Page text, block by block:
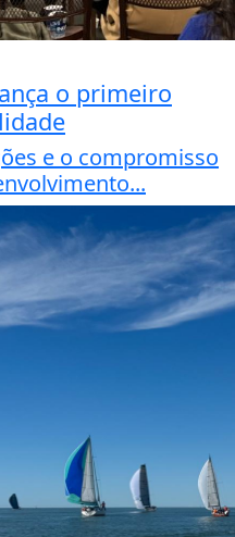
o primeiro
e o compromisso